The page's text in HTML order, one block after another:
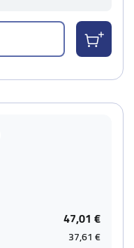
47,01 €
37,61 €